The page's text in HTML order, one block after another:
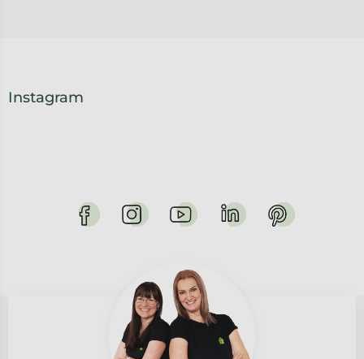
Instagram